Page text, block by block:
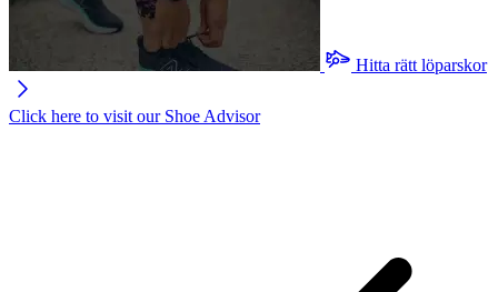
Hitta rätt löparskor
Click here to visit our Shoe Advisor